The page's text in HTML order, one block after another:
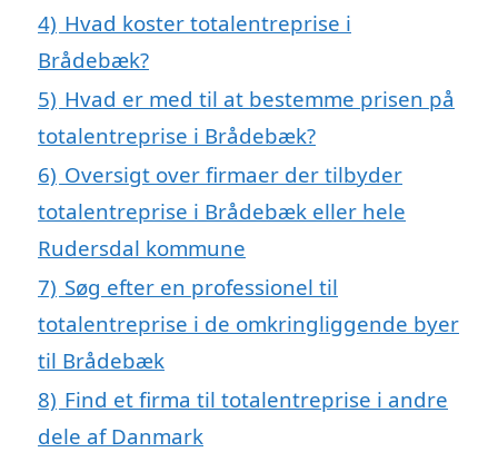
4) Hvad koster totalentreprise i
Brådebæk?
5) Hvad er med til at bestemme prisen på
totalentreprise i Brådebæk?
6) Oversigt over firmaer der tilbyder
totalentreprise i Brådebæk eller hele
Rudersdal kommune
7) Søg efter en professionel til
totalentreprise i de omkringliggende byer
til Brådebæk
8) Find et firma til totalentreprise i andre
dele af Danmark